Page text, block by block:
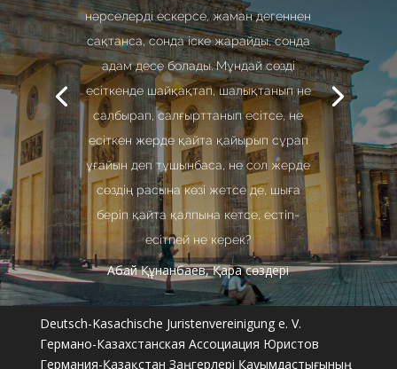
нәрселерді ескерсе, жаман дегеннен
сақтанса, сонда іске жарайды, сонда
адам десе болады. Мұндай сөзді
есіткенде шайқақтап, шалықтанып не
салбырап, салғырттанып есітсе, не
есіткен жерде қайта қайырып сұрап
ұғайын деп тұшынбаса, не сол жерде
сөздің расына көзі жетсе де, шыға
беріп қайта қалпына кетсе, естіп-
есітпей не керек?
Абай Құнанбаев, Қара сөздері
Deutsch-Kasachische Juristenvereinigung e. V.
Германо-Казахстанская Ассоциация Юристов
Германия-Қазақстан Заңгерлері Қауымдастығының